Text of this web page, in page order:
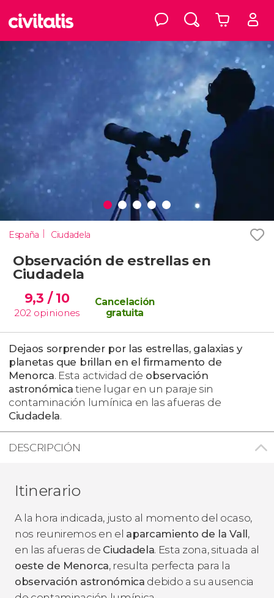
España Ciudadela
Observación de estrellas en
Ciudadela
9,3 / 10
202 opiniones
Cancelación
gratuita
Dejaos sorprender por las estrellas, galaxias y
planetas que brillan en el firmamento de
Menorca. Esta actividad de observación
astronómica tiene lugar en un paraje sin
contaminación lumínica en las afueras de
Ciudadela.
DESCRIPCIÓN
Itinerario
A la hora indicada, justo al momento del ocaso,
nos reuniremos en el aparcamiento de la Vall,
en las afueras de Ciudadela. Esta zona, situada al
oeste de Menorca, resulta perfecta para la
observación astronómica debido a su ausencia